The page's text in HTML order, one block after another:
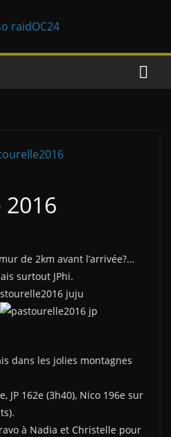
de 2km avant l’arrivée?…
surtout JPhi.
dans les jolies montagnes
JP 162e (3h40), Nico 196e sur
à Nadia et Christelle pour